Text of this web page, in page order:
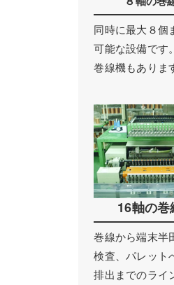
ハーネス・フィルム加工
生産設備について
生産設備について（アプ
ECマーケティング支援
インテリアワークス事
同時に最大８個
可能な設備です
巻線機もありま
16軸の巻
巻線から端末半
検査、パレット
排出までのライ